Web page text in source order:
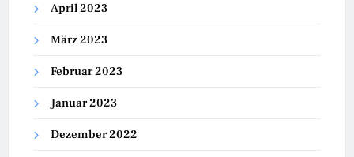
April 2023
März 2023
Februar 2023
Januar 2023
Dezember 2022